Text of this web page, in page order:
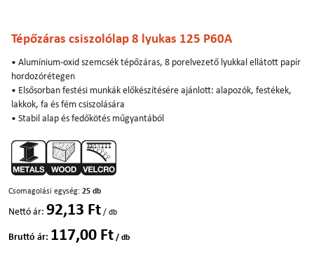
Tépőzáras csiszolólap 8 lyukas 125 P60A
• Alumínium-oxid szemcsék tépőzáras, 8 porelvezető lyukkal ellátott papír
hordozórétegen
• Elsősorban festési munkák előkészítésére ajánlott: alapozók, festékek,
lakkok, fa és fém csiszolására
• Stabil alap és fedőkötés műgyantából
Csomagolási egység: 25 db
Nettó ár: 92,13 Ft / db
Bruttó ár: 117,00 Ft / db